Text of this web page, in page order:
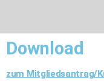
Download
zum Mitgliedsantrag/